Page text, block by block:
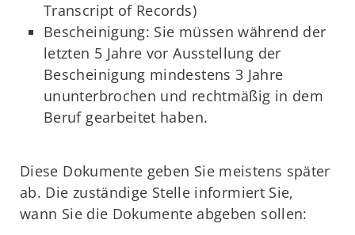
Transcript of Records)
Bescheinigung: Sie müssen während der
letzten 5 Jahre vor Ausstellung der
Bescheinigung mindestens 3 Jahre
ununterbrochen und rechtmäßig in dem
Beruf gearbeitet haben.
Diese Dokumente geben Sie meistens später
ab. Die zuständige Stelle informiert Sie,
wann Sie die Dokumente abgeben sollen: